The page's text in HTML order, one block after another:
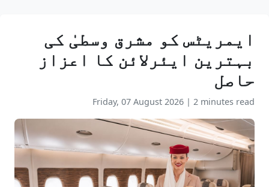
ایمریٹس کو مشرق وسطیٰ کی
بہترین ایئرلائن کا اعزاز
حاصل
Friday, 07 August 2026 | 2 minutes read